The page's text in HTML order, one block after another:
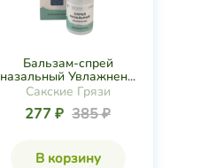
Бальзам-спрей
назальный Увлажнен...
Сакские Грязи
277 ₽ 385 ₽
В корзину